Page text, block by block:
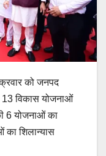
को जनपद
विकास योजनाओं
6 योजनाओं का
का शिलान्यास